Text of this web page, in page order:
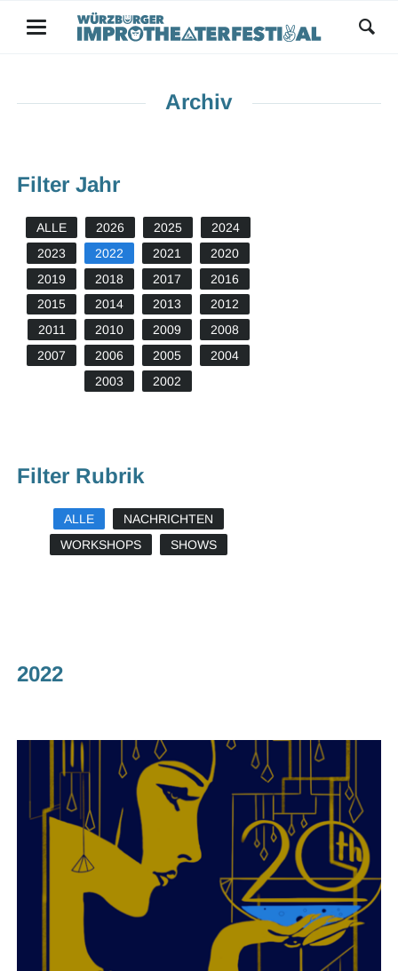
Archiv
Filter Jahr
ALLE 2026 2025
2024
2023
2022 2021
2020
2019
2018 2017
2016
2015
2014 2013
2012
2011
2010 2009
2008
2007
2006 2005
2004
2003
2002
Filter Rubrik
ALLE
NACHRICHTEN
WORKSHOPS
SHOWS
2022